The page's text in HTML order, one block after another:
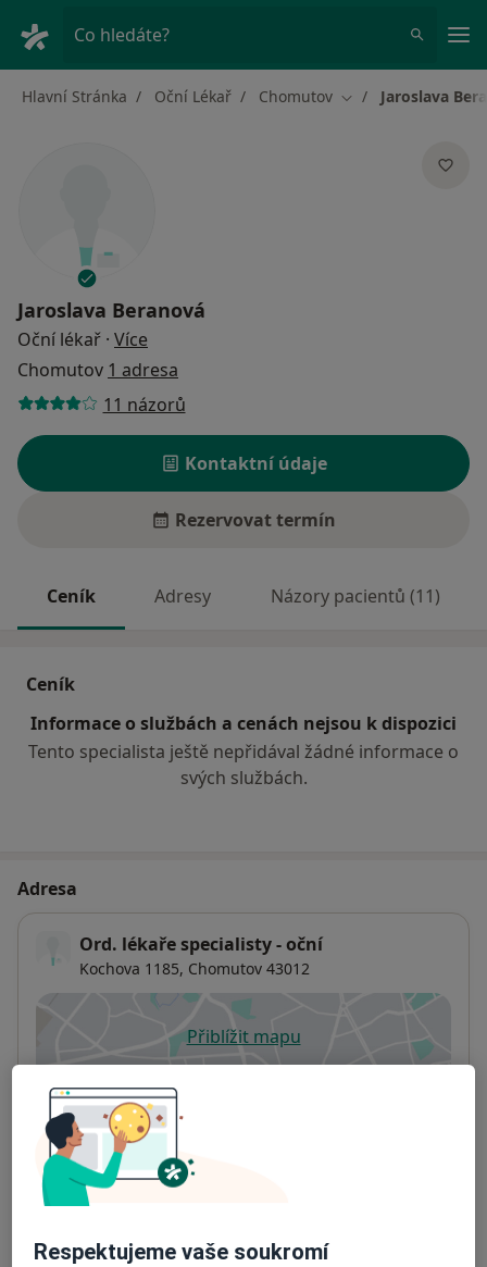
Co hledáte?
Hlavní Stránka Oční Lékař Chomutov Změna města
Jaroslava
Jaroslava Beranová
Oční lékař · Více
Chomutov 1 adresa
11 názorů
Kontaktní údaje
Rezervovat termín
Ceník Adresy Názory pacientů (11)
Ceník
Informace o službách a cenách nejsou k dispozici
Tento specialista ještě nepřidával žádné informace o
svých službách.
Adresa
Ord. lékaře specialisty - oční
Kochova 1185, Chomutov 43012
Přiblížit mapuse otevře v nové záložce
Dostupnost
Na této adrese online kalendář není aktivní
Co mám v takové situaci udělat?
Způsoby platby (soukromé návštěvy)
Detaily
Respektujeme vaše soukromí